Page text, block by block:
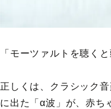
「モーツァルトを聴く
正しくは、クラシック
に出た「α波」が、赤ち